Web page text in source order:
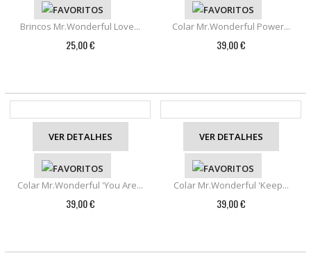
Brincos Mr.Wonderful Love...
25,00 €
Colar Mr.Wonderful Power...
39,00 €
VER DETALHES
Colar Mr.Wonderful 'You Are...
39,00 €
VER DETALHES
Colar Mr.Wonderful 'Keep...
39,00 €